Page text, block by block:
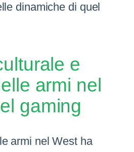
dinamiche di quel
e
armi nel
gaming
armi nel West ha